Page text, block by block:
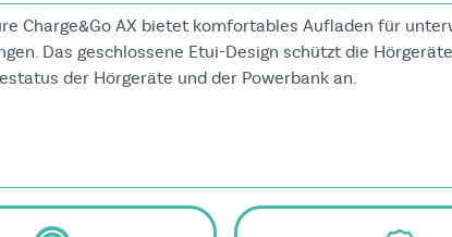
Charge&Go AX bietet komfortables Aufladen für
Das geschlossene Etui-Design schützt die
der Hörgeräte und der Powerbank an.